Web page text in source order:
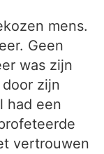
mens.
Geen
was zijn
zijn
had een
vertrouwen